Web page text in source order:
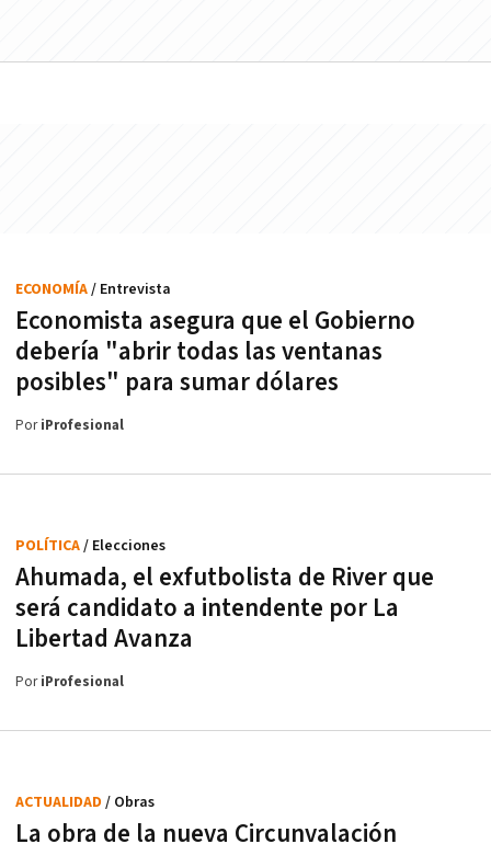
Economista asegura que el Gobierno
debería "abrir todas las ventanas
posibles" para sumar dólares
ECONOMÍA/ Entrevista
PoriProfesional
Ahumada, el exfutbolista de River que
será candidato a intendente por La
Libertad Avanza
POLÍTICA/ Elecciones
PoriProfesional
La obra de la nueva Circunvalación
ACTUALIDAD / Obras